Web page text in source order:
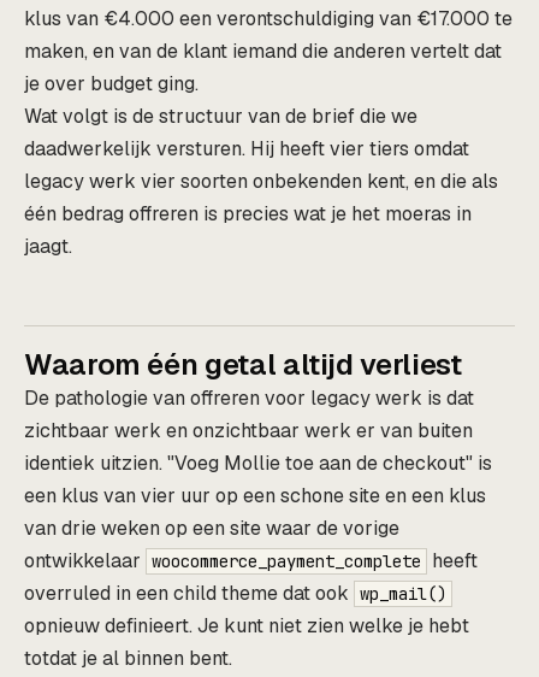
klus van €4.000 een verontschuldiging van €17.000 te
maken, en van de klant iemand die anderen vertelt dat
je over budget ging.
Wat volgt is de structuur van de brief die we
daadwerkelijk versturen. Hij heeft vier tiers omdat
legacy werk vier soorten onbekenden kent, en die als
één bedrag offreren is precies wat je het moeras in
jaagt.
Waarom één getal altijd verliest
De pathologie van offreren voor legacy werk is dat
zichtbaar werk en onzichtbaar werk er van buiten
identiek uitzien. "Voeg Mollie toe aan de checkout" is
een klus van vier uur op een schone site en een klus
van drie weken op een site waar de vorige
ontwikkelaar woocommerce_payment_complete
heeft
overruled in een child theme dat ook wp_mail()
opnieuw definieert. Je kunt niet zien welke je hebt
totdat je al binnen bent.